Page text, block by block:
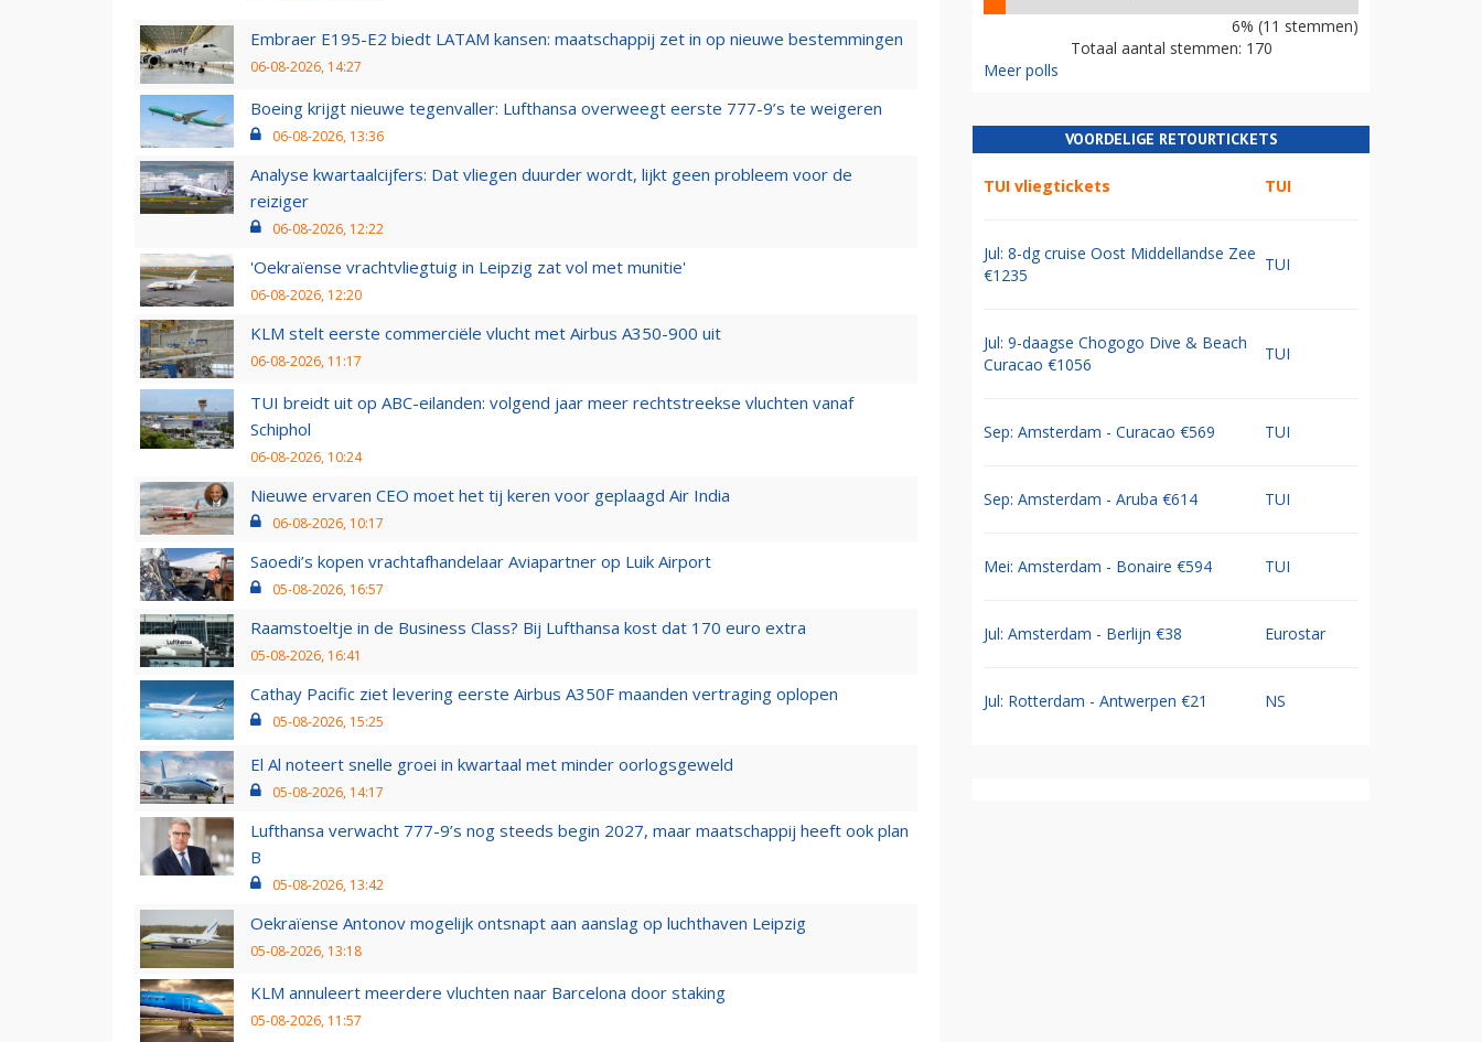
Embraer E195-E2 biedt LATAM kansen: maatschappij zet in op nieuwe bestemmingen
06-08-2026, 14:27
Boeing krijgt nieuwe tegenvaller: Lufthansa overweegt eerste 777-9’s te weigeren
06-08-2026, 13:36
Analyse kwartaalcijfers: Dat vliegen duurder wordt, lijkt geen probleem voor de
reiziger
06-08-2026, 12:22
'Oekraïense vrachtvliegtuig in Leipzig zat vol met munitie'
06-08-2026, 12:20
KLM stelt eerste commerciële vlucht met Airbus A350-900 uit
06-08-2026, 11:17
TUI breidt uit op ABC-eilanden: volgend jaar meer rechtstreekse vluchten vanaf
Schiphol
06-08-2026, 10:24
Nieuwe ervaren CEO moet het tij keren voor geplaagd Air India
06-08-2026, 10:17
Saoedi’s kopen vrachtafhandelaar Aviapartner op Luik Airport
05-08-2026, 16:57
Raamstoeltje in de Business Class? Bij Lufthansa kost dat 170 euro extra
05-08-2026, 16:41
Cathay Pacific ziet levering eerste Airbus A350F maanden vertraging oplopen
05-08-2026, 15:25
El Al noteert snelle groei in kwartaal met minder oorlogsgeweld
05-08-2026, 14:17
Lufthansa verwacht 777-9’s nog steeds begin 2027, maar maatschappij heeft ook plan
B
05-08-2026, 13:42
Oekraïense Antonov mogelijk ontsnapt aan aanslag op luchthaven Leipzig
05-08-2026, 13:18
KLM annuleert meerdere vluchten naar Barcelona door staking
05-08-2026, 11:57
6% (11 stemmen)
Totaal aantal stemmen: 170
Meer polls
VOORDELIGE RETOURTICKETS
TUI vliegtickets TUI
Jul: 8-dg cruise Oost Middellandse Zee
€1235
TUI
Jul: 9-daagse Chogogo Dive & Beach
Curacao €1056
TUI
Sep: Amsterdam - Curacao €569 TUI
Sep: Amsterdam - Aruba €614 TUI
Mei: Amsterdam - Bonaire €594 TUI
Jul: Amsterdam - Berlijn €38 Eurostar
Jul: Rotterdam - Antwerpen €21 NS